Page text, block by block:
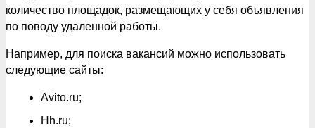
количество площадок, размещающих у себя объявления
по поводу удаленной работы.
Например, для поиска вакансий можно использовать
следующие сайты:
Avito.ru;
Hh.ru;